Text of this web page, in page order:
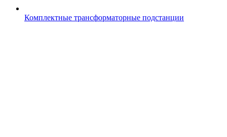
Комплектные трансформаторные подстанции